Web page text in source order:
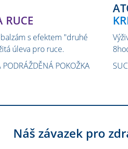
RUCE
s efektem "druhé
úleva pro ruce.
PODRÁŽDĚNÁ POKOŽKA
Náš závazek pro